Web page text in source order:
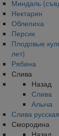
Миндаль
Нектарин
Облепиха
Персик
Плодовые
лет)
Рябина
Слива
Назад
Слива
Алыча
Слива
Смородина
Назад